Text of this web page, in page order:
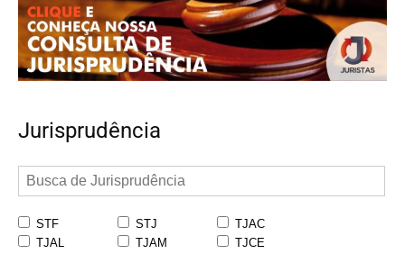
Jurisprudência
STF STJ
TJAC
TJAL
TJAM
TJCE